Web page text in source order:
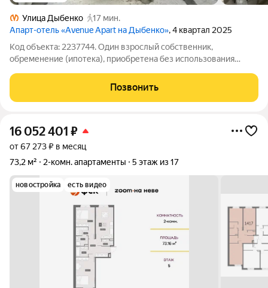
Улица Дыбенко
17 мин.
Апарт-отель «Avenue Apart на Дыбенко», 4 квартал 2025
Код объекта: 2237744. Один взрослый собственник,
обременение (ипотека), приобретена без использования
светлые и просторные 2-комнатные апартаменты площадью
49 м в современном комплексе AVENUE
Позвонить
16 052 401 ₽
от 67 273 ₽ в месяц
73,2 м²
2-комн. апартаменты 5 этаж из 17
новостройка есть видео